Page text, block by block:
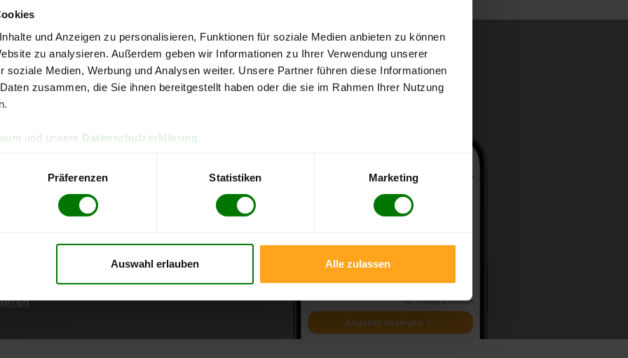
und Anzeigen zu personalisieren, Funktionen für soziale Medien anbieten zu können
zu analysieren. Außerdem geben wir Informationen zu Ihrer Verwendung unserer
soziale Medien, Werbung und Analysen weiter. Unsere Partner führen diese Informationen
zusammen, die Sie ihnen bereitgestellt haben oder die sie im Rahmen Ihrer Nutzung
und unsere Datenschutzerklärung
Präferenzen Statistiken Marketing
Auswahl erlauben Alle zulassen
kostenlose
direkt online bestellen
aktuellen Stand